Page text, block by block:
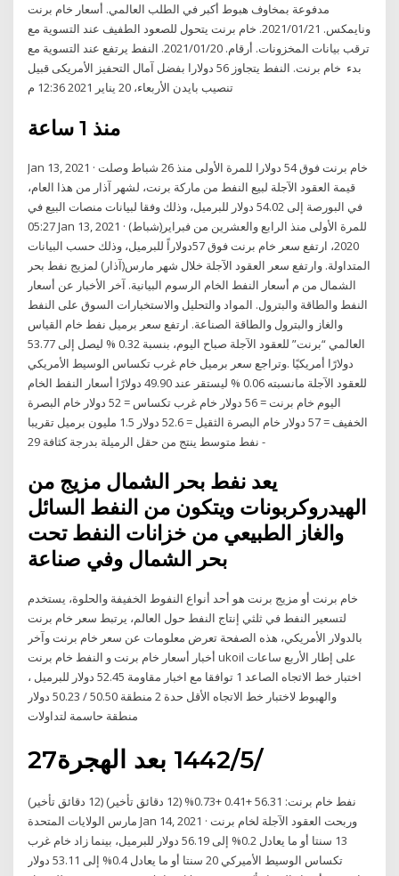
مدفوعة بمخاوف هبوط أكبر في الطلب العالمي. أسعار خام برنت
ونايمكس. 2021/01/21. خام برنت يتحول للصعود الطفيف عند التسوية مع
ترقب بيانات المخزونات. أرقام. 2021/01/20. النفط يرتفع عند التسوية مع
بدء خام برنت. النفط يتجاوز 56 دولارا بفضل آمال التحفيز الأمريكى قبيل
منذ 1 ساعة
Jan 13, 2021 · خام برنت فوق 54 دولارا للمرة الأولى منذ 26 شباط وصلت
قيمة العقود الآجلة لبيع النفط من ماركة برنت، لشهر آذار من هذا العام،
في البورصة إلى 54.02 دولار للبرميل، وذلك وفقا لبيانات منصات البيع في
05:27 Jan 13, 2021 · للمرة الأولى منذ الرابع والعشرين من فبراير(شباط)
2020، ارتفع سعر خام برنت فوق 57دولاراً للبرميل، وذلك حسب البيانات
المتداولة. وارتفع سعر العقود الآجلة خلال شهر مارس(آذار) لمزيج نفط بحر
الشمال من م أسعار النفط الخام الرسوم البيانية. آخر الأخبار عن أسعار
النفط والطاقة والبترول. المواد والتحليل والاستخبارات السوق على النفط
والغاز والبترول والطاقة الصناعة. ارتفع سعر برميل نفط خام القياس
العالمي “برنت” للعقود الآجلة صباح اليوم، بنسبة 0.32 % ليصل إلى 53.77
دولارًا أمريكيًا .وتراجع سعر برميل خام غرب تكساس الوسيط الأمريكي
للعقود الآجلة مانسبته 0.06 % ليستقر عند 49.90 دولارًا أسعار النفط الخام
اليوم خام برنت = 56 دولار خام غرب تكساس = 52 دولار خام البصرة
الخفيف = 57 دولار خام البصرة الثقيل = 52.6 دولار 1.5 مليون برميل تقريبا
نفط متوسط ينتج من حقل الرميلة بدرجة كثافة 29 -
يعد نفط بحر الشمال مزيج من
الهيدروكربونات ويتكون من النفط السائل
والغاز الطبيعي من خزانات النفط تحت
خام برنت أو مزيج برنت هو أحد أنواع النفوط الخفيفة والحلوة، يستخدم
لتسعير النفط في ثلثي إنتاج النفط حول العالم، يرتبط سعر خام برنت
بالدولار الأمريكي، هذه الصفحة تعرض معلومات عن سعر خام برنت وآخر
أخبار أسعار خام برنت و النفط خام برنت ukoil على إطار الأربع ساعات
اختبار خط الاتجاه الصاعد 1 توافقا مع اخبار مقاومة 52.45 دولار للبرميل ،
والهبوط لاختبار خط الاتجاه الأقل حدة 2 منطقة 50.50 / 50.23 دولار
منطقة حاسمة لتداولات
27‏‏/5‏‏/1442 بعد الهجرة
نفط خام برنت: 56.31 +0.41 +0.73% (12 دقائق تأخير) (12 دقائق تأخير)
مارس الولايات المتحدة Jan 14, 2021 · وربحت العقود الآجلة لخام برنت
13 سنتا أو ما يعادل 0.2% إلى 56.19 دولار للبرميل، بينما زاد خام غرب
تكساس الوسيط الأميركي 20 سنتا أو ما يعادل 0.4% إلى 53.11 دولار